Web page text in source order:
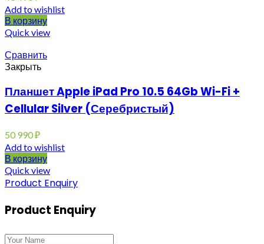
Add to wishlist
В корзину
Quick view
Сравнить
Закрыть
Планшет Apple iPad Pro 10.5 64Gb Wi-Fi +
Cellular Silver (Серебристый)
50 990₽
Add to wishlist
В корзину
Quick view
Product Enquiry
Product Enquiry